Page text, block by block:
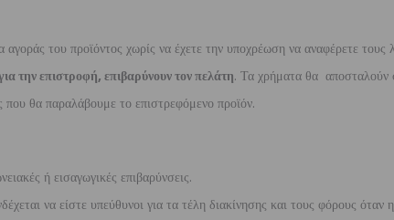
του προϊόντος χωρίς να έχετε την υποχρέωση να αναφέρετε
την επιστροφή, επιβαρύνουν τον πελάτη. Τα χρήματα θα αποσταλούν
θα παραλάβουμε το επιστρεφόμενο προϊόν.
ή εισαγωγικές επιβαρύνσεις.
να είστε υπεύθυνοι για τα τέλη διακίνησης και τους φόρους